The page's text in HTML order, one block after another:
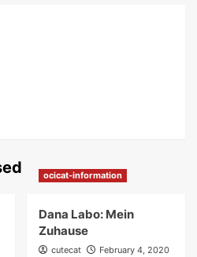
ocicat-information
Dana Labo: Mein
Zuhause
cutecat
February 4, 2020